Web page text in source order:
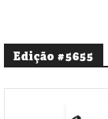
Edição #5655